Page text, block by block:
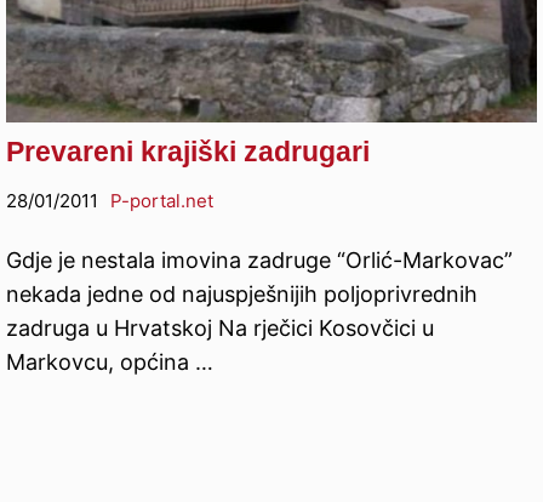
Prevareni krajiški zadrugari
28/01/2011 P-portal.net
Gdje je nestala imovina zadruge “Orlić-Markovac”
nekada jedne od najuspješnijih poljoprivrednih
zadruga u Hrvatskoj Na rječici Kosovčici u
Markovcu, općina …